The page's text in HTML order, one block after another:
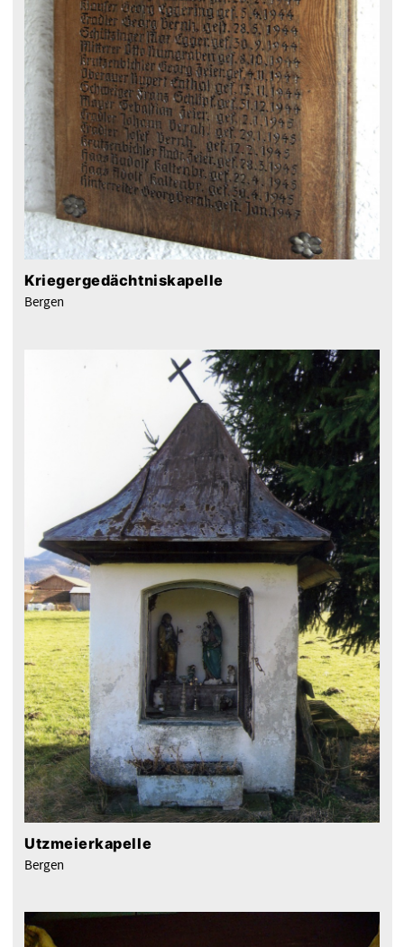
Kriegergedächtniskapelle
Bergen
Utzmeierkapelle
Bergen